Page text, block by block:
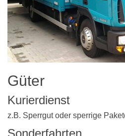
Güter
Kurierdienst
z.B. Sperrgut oder sperrige
Sonderfahrten